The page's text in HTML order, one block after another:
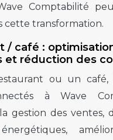
Comptabilité
cette transformation.
/ café :
et réduction des
ou un café,
à Wave
gestion des ventes,